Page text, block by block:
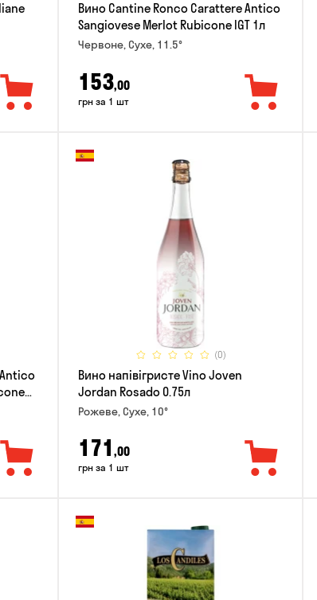
Вино Cantine Ronco Carattere Antico
Sangiovese Merlot Rubicone IGT 1л
Червоне, Сухе, 11.5°
153,00
грн за 1 шт
(0)
Вино напівігристе Vino Joven
Jordan Rosado 0.75л
Рожеве, Сухе, 10°
171 ,00
грн за 1 шт